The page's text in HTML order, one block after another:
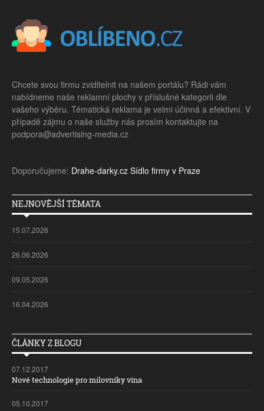
Chcete svou firmu zviditelnit na našem portálu? Rádi vám
nabídneme naše reklamní plochy v příslušné kategorii dle
vašeho výběru. Tématická reklama je velmi účinná a efektivní. V
případě zájmu o naše služby nás prosím kontaktujte na
podpora@advertising-media.cz
Doporučujeme: Drahe-darky.cz Sídlo firmy v Praze
NEJNOVĚJŠÍ TÉMATA
15.07.2026
26.06.2026
09.05.2026
16.04.2026
ČLÁNKY Z BLOGU
07.12.2017
Nové technologie pro milovníky vína
05.10.2017